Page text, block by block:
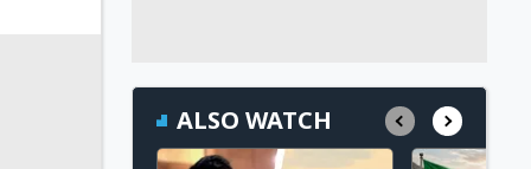
ALSO WATCH